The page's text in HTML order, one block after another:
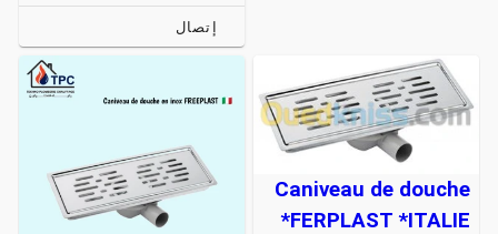
إتصال
Caniveau de douche
FERPLAST *ITALIE*